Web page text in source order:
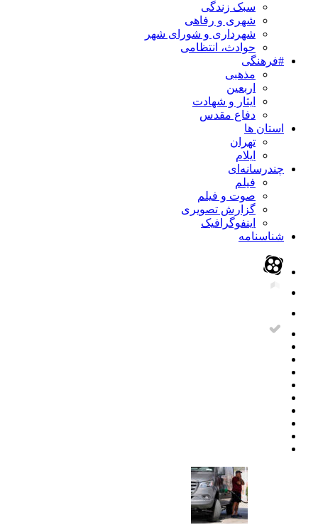
سبک زندگی
شهری و رفاهی
شهرداری و شورای شهر
حوادث، انتظامی
#فرهنگی
مذهبی
اربعین
ایثار و شهادت
دفاع مقدس
استان ها
تهران
ایلام
چندرسانه‌ای
فیلم
صوت و فیلم
گزارش تصویری
اینفوگرافیک
شناسنامه